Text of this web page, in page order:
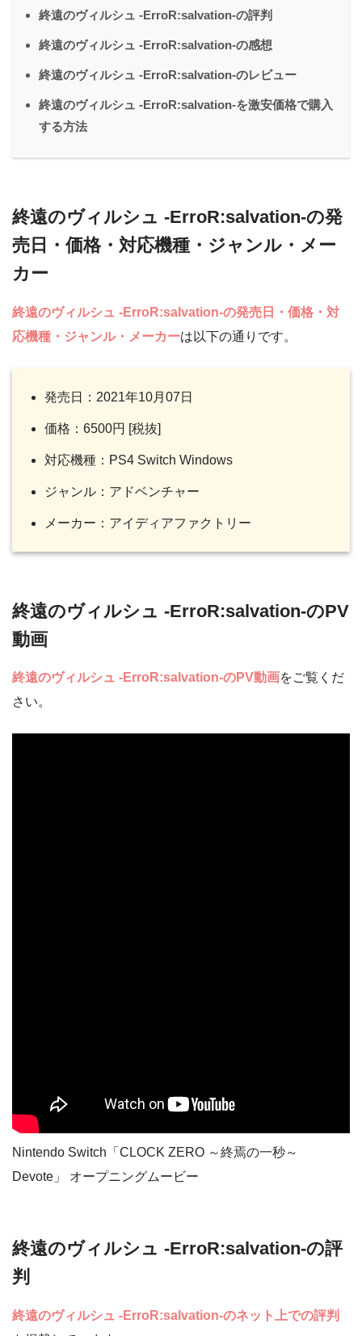
終遠のヴィルシュ -ErroR:salvation-の評判
終遠のヴィルシュ -ErroR:salvation-の感想
終遠のヴィルシュ -ErroR:salvation-のレビュー
終遠のヴィルシュ -ErroR:salvation-を激安価格で購入
する方法
終遠のヴィルシュ -ErroR:salvation-の発
売日・価格・対応機種・ジャンル・メー
カー
終遠のヴィルシュ -ErroR:salvation-の発売日・価格・対
応機種・ジャンル・メーカーは以下の通りです。
発売日：2021年10月07日
価格：6500円 [税抜]
対応機種：PS4 Switch Windows
ジャンル：アドベンチャー
メーカー：アイディアファクトリー
終遠のヴィルシュ -ErroR:salvation-のPV
動画
終遠のヴィルシュ -ErroR:salvation-のPV動画をご覧くだ
さい。
Nintendo Switch「CLOCK ZERO ～終焉の一秒～
Devote」 オープニングムービー
終遠のヴィルシュ -ErroR:salvation-の評
判
終遠のヴィルシュ -ErroR:salvation-のネット上での評判